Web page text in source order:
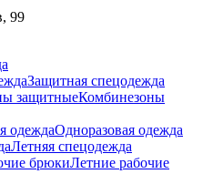
99
Защитная спецодежда
Комбинезоны
Одноразовая одежда
Летняя спецодежда
Летние рабочие